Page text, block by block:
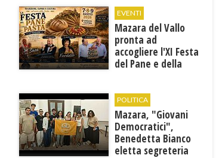
EVENTI
Mazara del Vallo
pronta ad
accogliere l'XI Festa
del Pane e della
POLITICA
Mazara, "Giovani
Democratici",
Benedetta Bianco
eletta segreteria